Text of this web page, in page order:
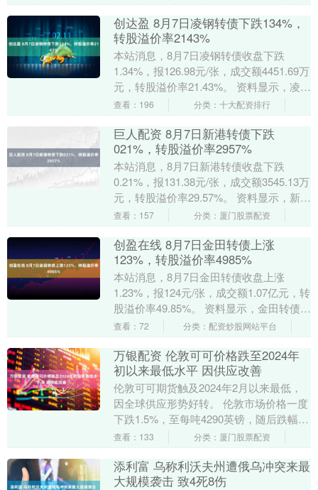
创达盈 8月7日凌钢转债下跌134%，
转股溢价率2143%
本站消息，8月7日凌钢转债收盘下跌
1.34%，报126.98元/张，成交额4451.69万
元，转股溢价率21.43%。 资料显示，凌钢
转债信用级别为“AA”，债....
查看：196 分类：十大配资排行
巨人配资 8月7日新港转债下跌
021%，转股溢价率2957%
本站消息，8月7日新港转债收盘下跌
0.21%，报131.38元/张，成交额3545.13万
元，转股溢价率29.57%。 资料显示，新港
转债信用级别为“AA-”，....
查看：157 分类：厦门股票配资
创盈在线 8月7日金田转债上涨
123%，转股溢价率4985%
本站消息，8月7日金田转债收盘上涨
1.23%，报124元/张，成交额1.07亿元，转
股溢价率49.85%。 资料显示，金田转债信
用级别为“AA+”，债券期限6年....
查看：72 分类：配资炒股网站平台
万银配资 伦敦可可价格跌至2024年
初以来最低水平 因供应改善
伦敦可可期货触及2024年2月以来最低，
因全球供应形势好转。 伦敦市场价格一度
下跌1.5%，至每吨4290英镑，随后跌幅收
窄。由于预期产量将增加而需求减弱，自
查看：133 分类：厦门股票配资
添利富 乌称利沃夫州遭俄乌冲突来最
大规模袭击 致4死8伤